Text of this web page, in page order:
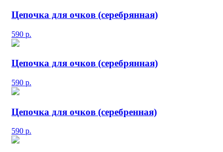
Цепочка для очков (серебрянная)
590 р.
Цепочка для очков (серебрянная)
590 р.
Цепочка для очков (серебренная)
590 р.